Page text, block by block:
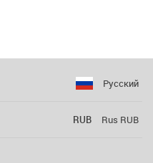
Русский
RUB Rus RUB